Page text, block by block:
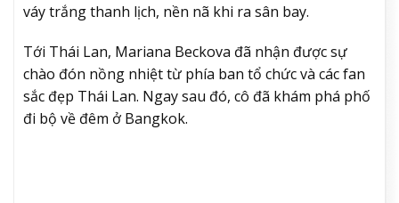
váy trắng thanh lịch, nền nã khi ra sân bay.
Tới Thái Lan, Mariana Beckova đã nhận được sự
chào đón nồng nhiệt từ phía ban tổ chức và các fan
sắc đẹp Thái Lan. Ngay sau đó, cô đã khám phá phố
đi bộ về đêm ở Bangkok.